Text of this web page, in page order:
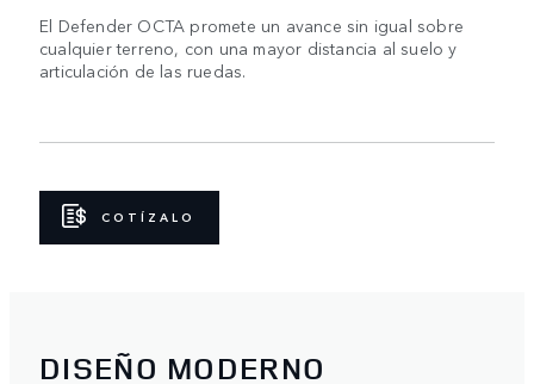
El Defender OCTA promete un avance sin igual sobre
cualquier terreno, con una mayor distancia al suelo y
articulación de las ruedas.
COTÍZALO
DISEÑO MODERNO